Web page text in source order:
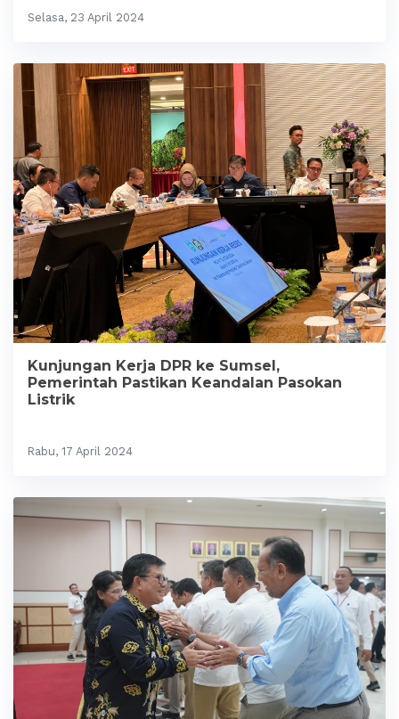
Selasa, 23 April 2024
Kunjungan Kerja DPR ke Sumsel,
Pemerintah Pastikan Keandalan Pasokan
Listrik
Rabu, 17 April 2024